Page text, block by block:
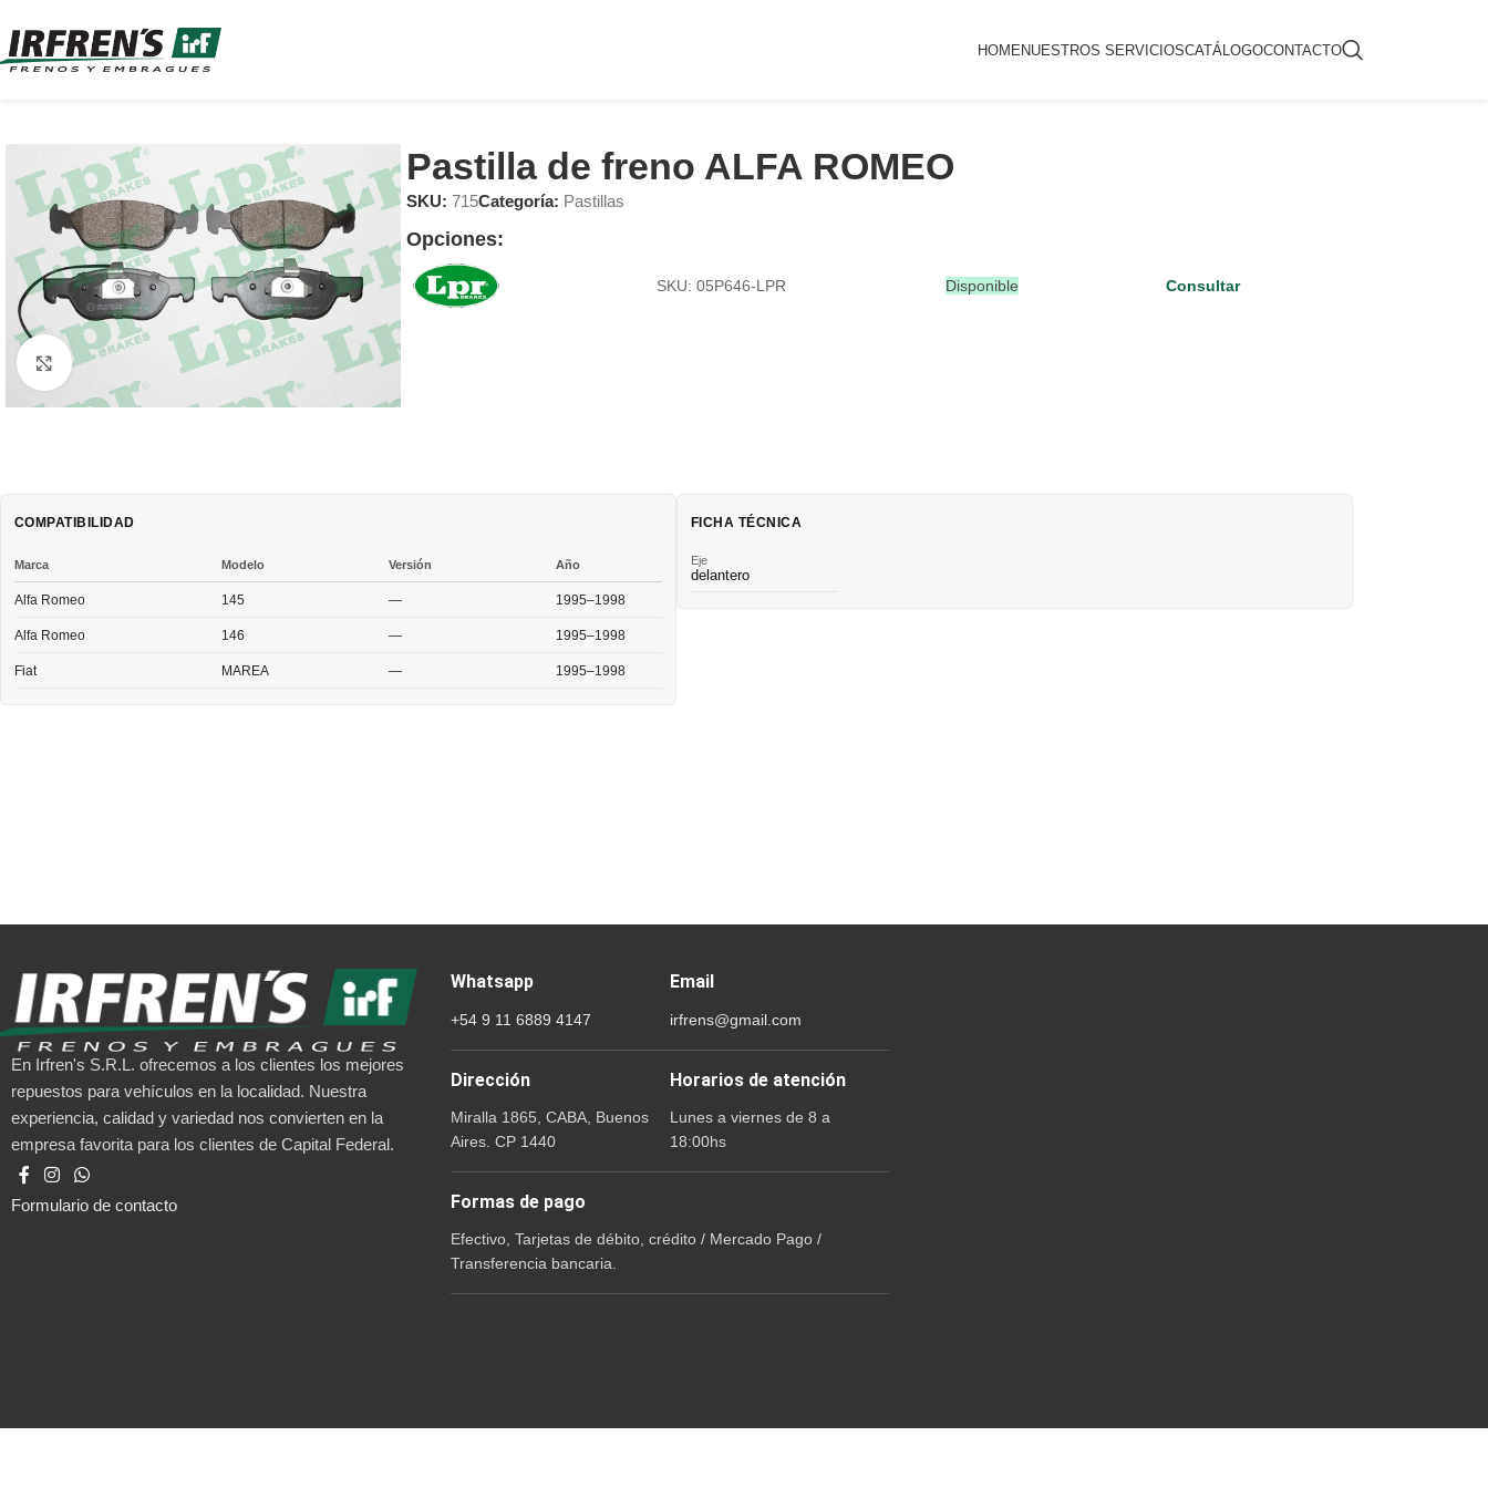
HOMENUESTROS SERVICIOSCATÁLOGOCONTACTO
Clic para ampliar
Pastilla de freno ALFA ROMEO
SKU: 715Categoría: Pastillas
Opciones:
SKU: 05P646-LPR Disponible Consultar
COMPATIBILIDAD
Marca Modelo Versión Año
Alfa Romeo 145 — 1995–1998
Alfa Romeo 146 — 1995–1998
Fiat MAREA — 1995–1998
FICHA TÉCNICA
Eje
delantero
En Irfren's S.R.L. ofrecemos a los clientes los mejores
repuestos para vehículos en la localidad. Nuestra
experiencia, calidad y variedad nos convierten en la
empresa favorita para los clientes de Capital Federal.
Formulario de contacto
Whatsapp
+54 9 11 6889 4147
Email
irfrens@gmail.com
Dirección
Miralla 1865, CABA, Buenos
Aires. CP 1440
Horarios de atención
Lunes a viernes de 8 a
18:00hs
Formas de pago
Efectivo, Tarjetas de débito, crédito / Mercado Pago /
Transferencia bancaria.